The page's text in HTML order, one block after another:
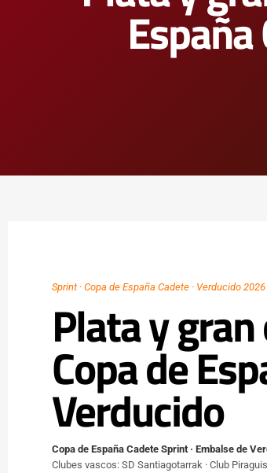
Sprint · Copa de España Cadete · Verducido 2026
Plata y
Copa de
Verducido
Copa de España Cadete Sprint · Embalse de
Clubes vascos: SD Santiagotarrak · Club